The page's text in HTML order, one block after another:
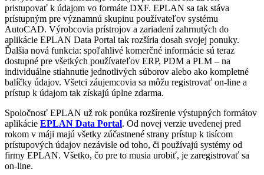
pristupovať k údajom vo formáte DXF. EPLAN sa tak stáva
prístupným pre významnú skupinu používateľov systému
AutoCAD. Výrobcovia prístrojov a zariadení zahrnutých do
aplikácie EPLAN Data Portal tak rozšíria dosah svojej ponuky.
Ďalšia nová funkcia: spoľahlivé komerčné informácie sú teraz
dostupné pre všetkých používateľov ERP, PDM a PLM – na
individuálne stiahnutie jednotlivých súborov alebo ako kompletné
balíčky údajov. Všetci záujemcovia sa môžu registrovať on-line a
prístup k údajom tak získajú úplne zdarma.
Spoločnosť EPLAN už rok ponúka rozšírenie výstupných formátov
aplikácie EPLAN Data Portal. Od novej verzie uvedenej pred
rokom v máji majú všetky zúčastnené strany prístup k tisícom
prístupových údajov nezávisle od toho, či používajú systémy od
firmy EPLAN. Všetko, čo pre to musia urobiť, je zaregistrovať sa
on-line.